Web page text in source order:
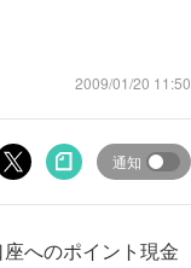
2009/01/20 11:50
通知
へのポイント現金